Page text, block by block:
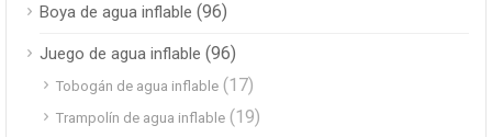
Boya de agua inflable (96)
Juego de agua inflable (96)
Tobogán de agua inflable (17)
Trampolín de agua inflable (19)